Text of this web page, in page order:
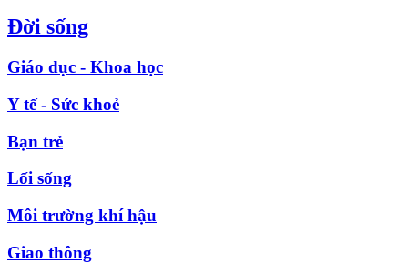
Đời sống
Giáo dục - Khoa học
Y tế - Sức khoẻ
Bạn trẻ
Lối sống
Môi trường khí hậu
Giao thông